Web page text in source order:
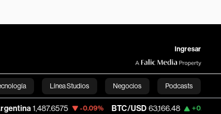
Ingresar
Línea Studios Negocios Podcasts
English-0.09% BTC/USD 63,166.48 +0.90% ETH/USD